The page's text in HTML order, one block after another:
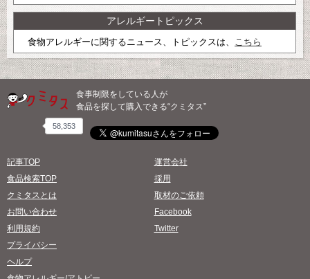
アレルギートピックス
食物アレルギーに関するニュース、トピックスは、 こちら
食事制限をしている人が
食品を探して購入できる“クミタス”
58,353
記事TOP
食品検索TOP
クミタスとは
お問い合わせ
利用規約
プライバシー
ヘルプ
運営会社
採用
取材のご依頼
Facebook
Twitter